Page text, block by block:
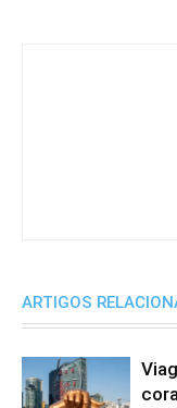
ARTIGOS